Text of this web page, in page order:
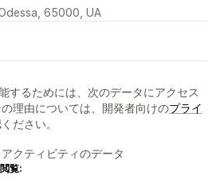
65000, UA
するためには、次のデータにアクセス
理由については、開発者向けのプライ
ださい。
クティビティのデータ
覧: